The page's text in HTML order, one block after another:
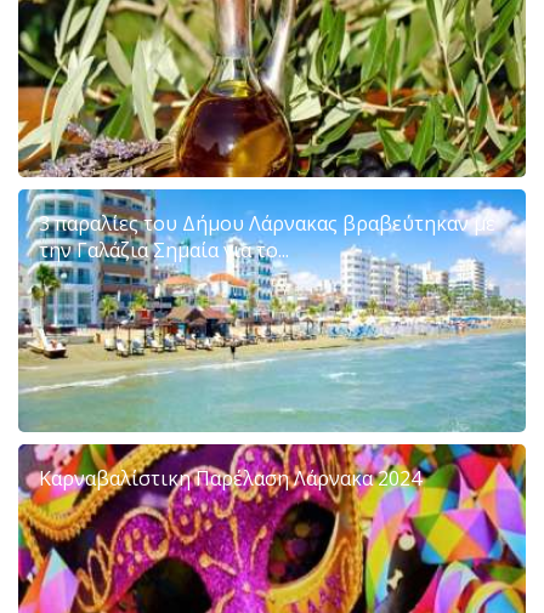
3 παραλίες του Δήμου Λάρνακας βραβεύτηκαν με
την Γαλάζια Σημαία για το...
Καρναβαλίστικη Παρέλαση Λάρνακα 2024